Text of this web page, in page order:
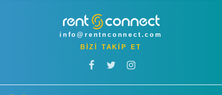
info@rentnconnect.com
BİZİ TAKİP ET